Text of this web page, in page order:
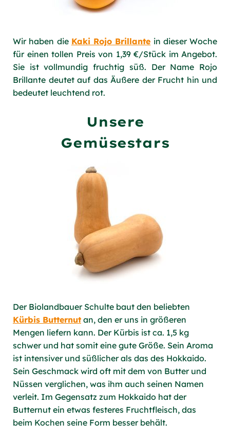
Wir haben die Kaki Rojo Brillante in dieser Woche
für einen tollen Preis von 1,39 €/Stück im Angebot.
Sie ist vollmundig fruchtig süß. Der Name Rojo
Brillante deutet auf das Äußere der Frucht hin und
bedeutet leuchtend rot.
Unsere
Gemüsestars
Der Biolandbauer Schulte baut den beliebten
Kürbis Butternut an, den er uns in größeren
Mengen liefern kann. Der Kürbis ist ca. 1,5 kg
schwer und hat somit eine gute Größe. Sein Aroma
ist intensiver und süßlicher als das des Hokkaido.
Sein Geschmack wird oft mit dem von Butter und
Nüssen verglichen, was ihm auch seinen Namen
verleit. Im Gegensatz zum Hokkaido hat der
Butternut ein etwas festeres Fruchtfleisch, das
beim Kochen seine Form besser behält.